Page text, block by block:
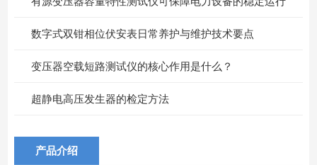
数字式双钳相位伏安表日常养护与维护技术要点
变压器空载短路测试仪的核心作用是什么？
超静电高压发生器的检定方法
产品介绍